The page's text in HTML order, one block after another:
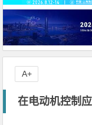
在电动机控制
A+